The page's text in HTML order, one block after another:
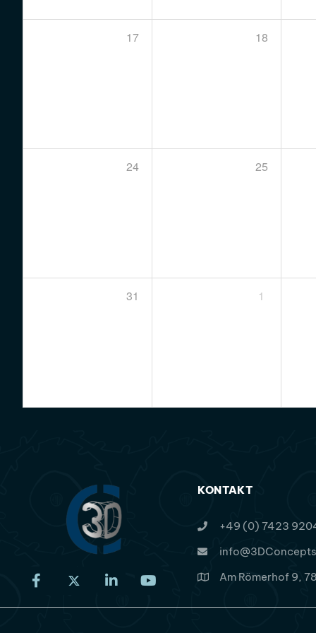
17 18
24 25
31 1
KONTAKT
+49 (0) 7423
Am Römerhof 9,